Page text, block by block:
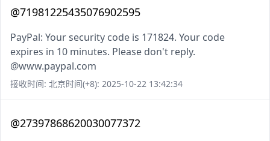
@71981225435076902595
PayPal: Your security code is 171824. Your code
expires in 10 minutes. Please don't reply.
@www.paypal.com
接收时间: 北京时间(+8): 2025-10-22 13:42:34
@27397868620030077372